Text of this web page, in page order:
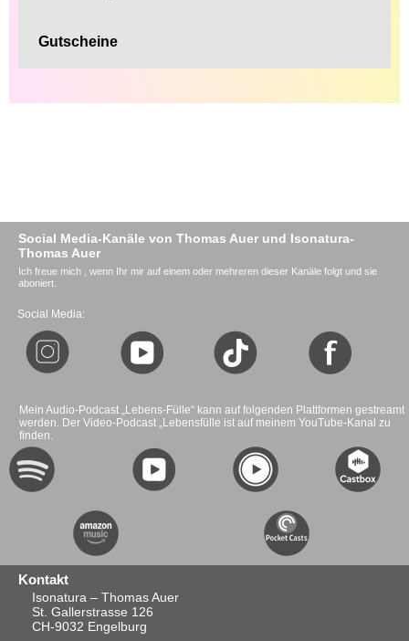
Gutscheine
Social Media-Kanäle von Thomas Auer und Isonatura-
Thomas Auer
Ich freue mich , wenn Ihr mir auf einem oder mehreren dieser Kanäle folgt und sie
aboniert.
Social Media:
Mein Audio-Podcast „Lebens-Fülle“ kann auf folgenden Plattformen gestreamt
werden. Der Video-Podcast „Lebensfülle ist auf meinem YouTube-Kanal zu
finden.
Kontakt
Isonatura – Thomas Auer
St. Gallerstrasse 126
CH-9032 Engelburg